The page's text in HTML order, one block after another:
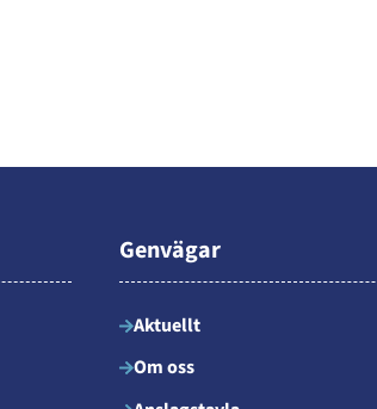
Genvägar
Aktuellt
Om oss